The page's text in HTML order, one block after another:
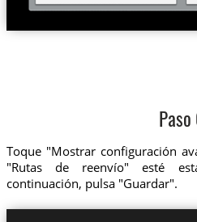
Paso
Toque "Mostrar configuración
"Rutas de reenvío" esté
continuación, pulsa "Guardar".